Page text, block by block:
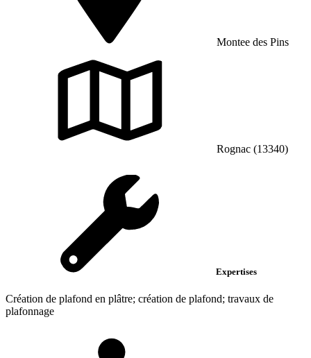
Montee des Pins
Rognac (13340)
Expertises
Création de plafond en plâtre; création de plafond; travaux de
plafonnage